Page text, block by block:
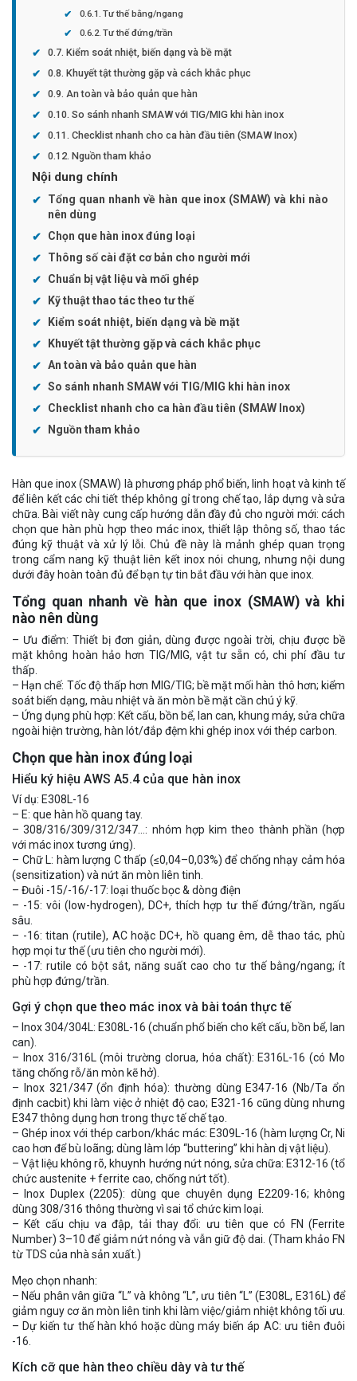
Tư thế bằng/ngang
Tư thế đứng/trần
Kiểm soát nhiệt, biến dạng và bề mặt
Khuyết tật thường gặp và cách khắc phục
An toàn và bảo quản que hàn
So sánh nhanh SMAW với TIG/MIG khi hàn inox
Checklist nhanh cho ca hàn đầu tiên (SMAW Inox)
Nguồn tham khảo
Nội dung chính
Tổng quan nhanh về hàn que inox (SMAW) và khi nào
nên dùng
Chọn que hàn inox đúng loại
Thông số cài đặt cơ bản cho người mới
Chuẩn bị vật liệu và mối ghép
Kỹ thuật thao tác theo tư thế
Kiểm soát nhiệt, biến dạng và bề mặt
Khuyết tật thường gặp và cách khắc phục
An toàn và bảo quản que hàn
So sánh nhanh SMAW với TIG/MIG khi hàn inox
Checklist nhanh cho ca hàn đầu tiên (SMAW Inox)
Nguồn tham khảo
Hàn que inox (SMAW) là phương pháp phổ biến, linh hoạt và kinh tế
để liên kết các chi tiết thép không gỉ trong chế tạo, lắp dựng và sửa
chữa. Bài viết này cung cấp hướng dẫn đầy đủ cho người mới: cách
chọn que hàn phù hợp theo mác inox, thiết lập thông số, thao tác
đúng kỹ thuật và xử lý lỗi. Chủ đề này là mảnh ghép quan trọng
trong cẩm nang kỹ thuật liên kết inox nói chung, nhưng nội dung
dưới đây hoàn toàn đủ để bạn tự tin bắt đầu với hàn que inox.
Tổng quan nhanh về hàn que inox (SMAW) và khi
nào nên dùng
– Ưu điểm: Thiết bị đơn giản, dùng được ngoài trời, chịu được bề
mặt không hoàn hảo hơn TIG/MIG, vật tư sẵn có, chi phí đầu tư
thấp.
– Hạn chế: Tốc độ thấp hơn MIG/TIG; bề mặt mối hàn thô hơn; kiểm
soát biến dạng, màu nhiệt và ăn mòn bề mặt cần chú ý kỹ.
– Ứng dụng phù hợp: Kết cấu, bồn bể, lan can, khung máy, sửa chữa
ngoài hiện trường, hàn lót/đắp đệm khi ghép inox với thép carbon.
Chọn que hàn inox đúng loại
Hiểu ký hiệu AWS A5.4 của que hàn inox
Ví dụ: E308L-16
– E: que hàn hồ quang tay.
– 308/316/309/312/347…: nhóm hợp kim theo thành phần (hợp
với mác inox tương ứng).
– Chữ L: hàm lượng C thấp (≤0,04–0,03%) để chống nhạy cảm hóa
(sensitization) và nứt ăn mòn liên tinh.
– Đuôi -15/-16/-17: loại thuốc bọc & dòng điện
– -15: vôi (low-hydrogen), DC+, thích hợp tư thế đứng/trần, ngấu
sâu.
– -16: titan (rutile), AC hoặc DC+, hồ quang êm, dễ thao tác, phù
hợp mọi tư thế (ưu tiên cho người mới).
– -17: rutile có bột sắt, năng suất cao cho tư thế bằng/ngang; ít
phù hợp đứng/trần.
Gợi ý chọn que theo mác inox và bài toán thực tế
– Inox 304/304L: E308L-16 (chuẩn phổ biến cho kết cấu, bồn bể, lan
can).
– Inox 316/316L (môi trường clorua, hóa chất): E316L-16 (có Mo
tăng chống rỗ/ăn mòn kẽ hở).
– Inox 321/347 (ổn định hóa): thường dùng E347-16 (Nb/Ta ổn
định cacbit) khi làm việc ở nhiệt độ cao; E321-16 cũng dùng nhưng
E347 thông dụng hơn trong thực tế chế tạo.
– Ghép inox với thép carbon/khác mác: E309L-16 (hàm lượng Cr, Ni
cao hơn để bù loãng; dùng làm lớp “buttering” khi hàn dị vật liệu).
– Vật liệu không rõ, khuynh hướng nứt nóng, sửa chữa: E312-16 (tổ
chức austenite + ferrite cao, chống nứt tốt).
– Inox Duplex (2205): dùng que chuyên dụng E2209-16; không
dùng 308/316 thông thường vì sai tổ chức kim loại.
– Kết cấu chịu va đập, tải thay đổi: ưu tiên que có FN (Ferrite
Number) 3–10 để giảm nứt nóng và vẫn giữ độ dai. (Tham khảo FN
từ TDS của nhà sản xuất.)
Mẹo chọn nhanh:
– Nếu phân vân giữa “L” và không “L”, ưu tiên “L” (E308L, E316L) để
giảm nguy cơ ăn mòn liên tinh khi làm việc/giảm nhiệt không tối ưu.
– Dự kiến tư thế hàn khó hoặc dùng máy biến áp AC: ưu tiên đuôi
-16.
Kích cỡ que hàn theo chiều dày và tư thế